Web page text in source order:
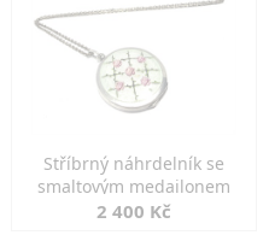
Stříbrný náhrdelník se
smaltovým medailonem
2 400 Kč